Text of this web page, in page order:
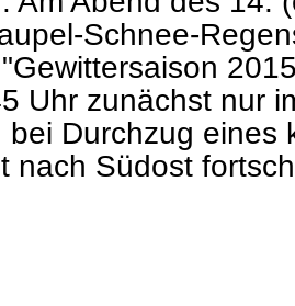
Schnee-
Uhr zunächst nur
Durchzug eines
nach Südost